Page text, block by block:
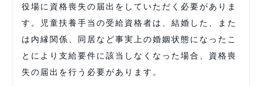
役場に資格喪失の届出をしていただく必要がありま
す。児童扶養手当の受給資格者は、結婚した、また
は内縁関係、同居など事実上の婚姻状態になったこ
とにより支給要件に該当しなくなった場合、資格喪
失の届出を行う必要があります。